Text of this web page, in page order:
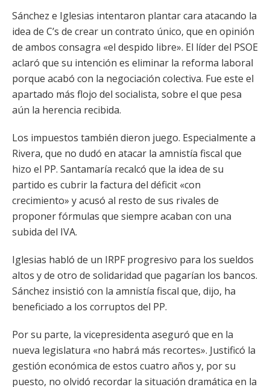
Sánchez e Iglesias intentaron plantar cara atacando la
idea de C’s de crear un contrato único, que en opinión
de ambos consagra «el despido libre». El líder del PSOE
aclaró que su intención es eliminar la reforma laboral
porque acabó con la negociación colectiva. Fue este el
apartado más flojo del socialista, sobre el que pesa
aún la herencia recibida.
Los impuestos también dieron juego. Especialmente a
Rivera, que no dudó en atacar la amnistía fiscal que
hizo el PP. Santamaría recalcó que la idea de su
partido es cubrir la factura del déficit «con
crecimiento» y acusó al resto de sus rivales de
proponer fórmulas que siempre acaban con una
subida del IVA.
Iglesias habló de un IRPF progresivo para los sueldos
altos y de otro de solidaridad que pagarían los bancos.
Sánchez insistió con la amnistía fiscal que, dijo, ha
beneficiado a los corruptos del PP.
Por su parte, la vicepresidenta aseguró que en la
nueva legislatura «no habrá más recortes». Justificó la
gestión económica de estos cuatro años y, por su
puesto, no olvidó recordar la situación dramática en la